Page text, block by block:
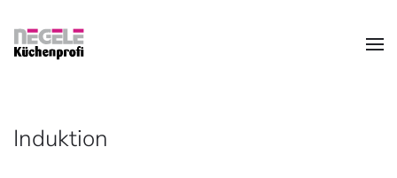
Zum Hauptinhalt springen
Induktion